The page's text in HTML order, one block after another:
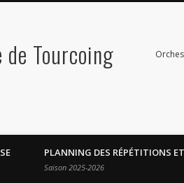
Tourcoing
PLANNING DES RÉPÉTITIONS
Saison 2025-2026